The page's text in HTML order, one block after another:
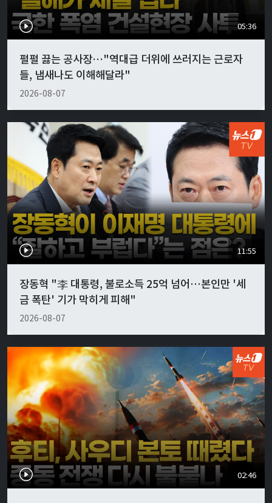
05:36
펄펄 끓는 공사장…"역대급 더위에 쓰러지는 근로자
들, 냄새나도 이해해달라"
2026-08-07
11:55
장동혁 "李 대통령, 불로소득 25억 넘어…본인만 '세
금 폭탄' 기가 막히게 피해"
2026-08-07
02:46